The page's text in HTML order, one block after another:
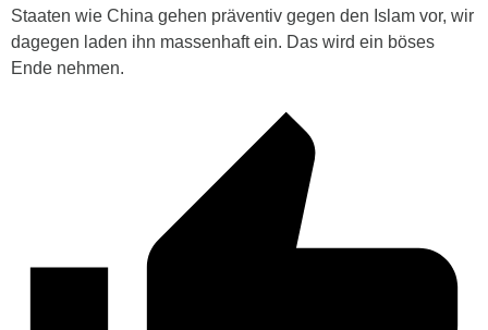
Staaten wie China gehen präventiv gegen den Islam vor, wir
dagegen laden ihn massenhaft ein. Das wird ein böses
Ende nehmen.